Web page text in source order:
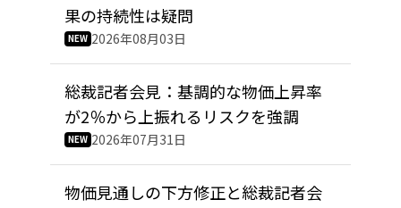
果の持続性は疑問
2026年08月03日
総裁記者会見：基調的な物価上昇率
が2％から上振れるリスクを強調
2026年07月31日
物価見通しの下方修正と総裁記者会